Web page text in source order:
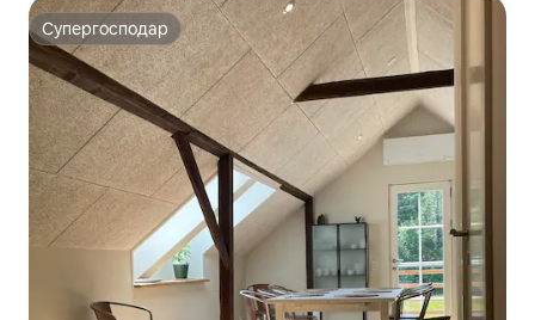
Супергосподар
Супергосподар